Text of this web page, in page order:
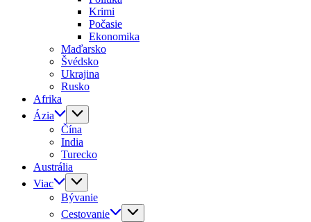
Krimi
Počasie
Ekonomika
Maďarsko
Švédsko
Ukrajina
Rusko
Afrika
Ázia
Čína
India
Turecko
Austrália
Viac
Bývanie
Cestovanie